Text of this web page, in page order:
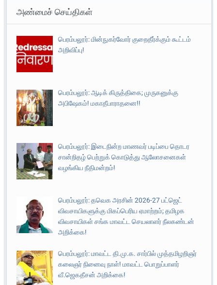
அண்மைச் செய்திகள்
பெரம்பலூர்: மின்நுகர்வோர் குறைதீர்க்கும் கூட்டம்
அறிவிப்பு!
பெரம்பலூர்: ஆடிக் கிருத்திகை; முருகனுக்கு
அபிஷேகம்! மகாதீபாராதனை!!
பெரம்பலூர்: இடைநின்ற மாணவர் படிப்பை தொடர
சான்றிதழ் பெற்றுக் கொடுத்து ஆலோசனைகள்
வழங்கிய நீதிமன்றம்!
பெரம்பலூர்: தவெக அரசின் 2026-27 பட்ஜெட்
விவசாயிகளுக்கு மிகப்பெரிய ஏமாற்றம்; தமிழக
விவசாயிகள் சங்க மாவட்ட செயலாளர் நீலகண்டன்
அறிக்கை!
பெரம்பலூர்: மாவட்ட தி.மு.க. சார்பில் முத்தமிழறிஞர்
கலைஞர் நினைவு நாள்! மாவட்ட பொறுப்பாளர்
வீ.ஜெகதீசன் அறிக்கை!